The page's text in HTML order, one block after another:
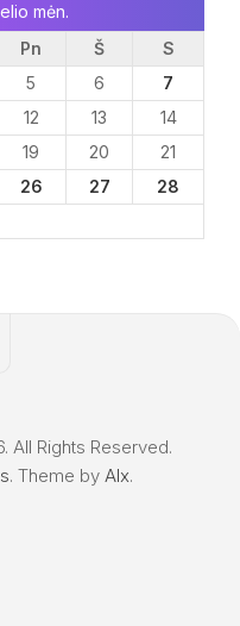
mėn.
Pn Š
S
5 6
7
12 13
14
19 20
21
26 27
28
All Rights Reserved.
. Theme by Alx.